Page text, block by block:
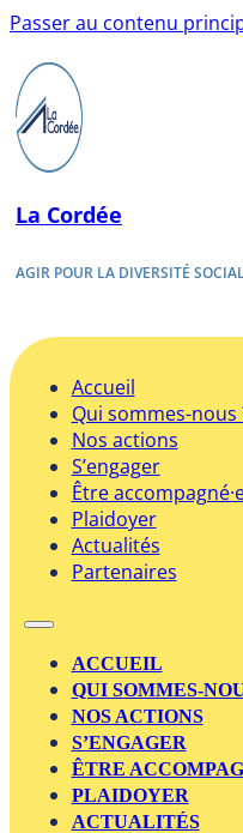
Passer au contenu
La Cordée
AGIR POUR LA DIVERSITÉ
Accueil
Qui sommes-nous
Nos actions
S’engager
Être
Plaidoyer
Actualités
Partenaires
ACCUEIL
QUI SOMMES-
NOS ACTIONS
S’ENGAGER
ÊTRE
PLAIDOYER
ACTUALITÉS